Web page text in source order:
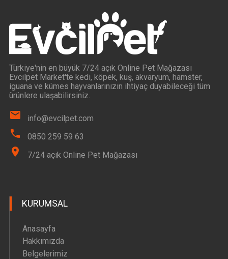
Türkiye'nin en büyük 7/24 açık Online Pet Mağazası
Evcilpet Market'te kedi, köpek, kuş, akvaryum, hamster,
iguana ve kümes hayvanlarınızın ihtiyaç duyabileceği tüm
ürünlere ulaşabilirsiniz.
info@evcilpet.com
0850 259 59 63
7/24 açık Online Pet Mağazası
KURUMSAL
Anasayfa
Hakkımızda
Belgelerimiz